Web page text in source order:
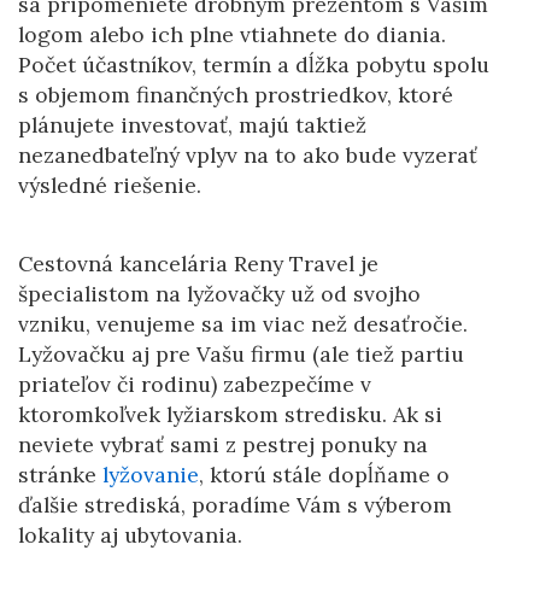
logom alebo ich plne vtiahnete do diania.
Počet účastníkov, termín a dĺžka pobytu spolu
s objemom finančných prostriedkov, ktoré
plánujete investovať, majú taktiež
nezanedbateľný vplyv na to ako bude vyzerať
výsledné riešenie.
Cestovná kancelária Reny Travel je
špecialistom na lyžovačky už od svojho
vzniku, venujeme sa im viac než desaťročie.
Lyžovačku aj pre Vašu firmu (ale tiež partiu
priateľov či rodinu) zabezpečíme v
ktoromkoľvek lyžiarskom stredisku. Ak si
neviete vybrať sami z pestrej ponuky na
stránke lyžovanie, ktorú stále dopĺňame o
ďalšie strediská, poradíme Vám s výberom
lokality aj ubytovania.